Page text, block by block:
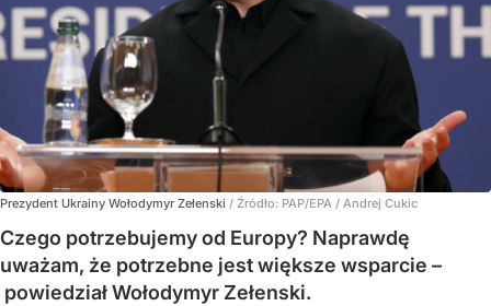
Prezydent Ukrainy Wołodymyr Zełenski / Źródło: PAP/EPA / Andrej Cukic
Czego potrzebujemy od Europy? Naprawdę
uważam, że potrzebne jest większe wsparcie –
powiedział Wołodymyr Zełenski.